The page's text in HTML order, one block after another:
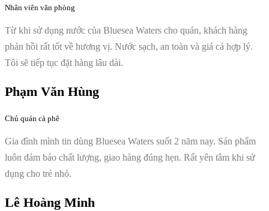
Nhân viên văn phòng
Từ khi sử dụng nước của Bluesea Waters cho quán, khách hàng
phản hồi rất tốt về hương vị. Nước sạch, an toàn và giá cả hợp lý.
Tôi sẽ tiếp tục đặt hàng lâu dài.
Phạm Văn Hùng
Chủ quán cà phê
Gia đình mình tin dùng Bluesea Waters suốt 2 năm nay. Sản phẩm
luôn đảm bảo chất lượng, giao hàng đúng hẹn. Rất yên tâm khi sử
dụng cho trẻ nhỏ.
Lê Hoàng Minh